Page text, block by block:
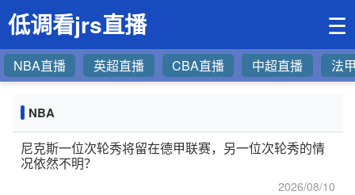
低调看jrs直播 ☰
NBA直播 英超直播 CBA直播 中超直播 法
NBA
尼克斯一位次轮秀将留在德甲联赛，另一位次轮秀的情
况依然不明？
2026/08/10